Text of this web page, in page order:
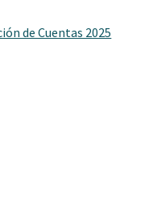
de Cuentas 2025